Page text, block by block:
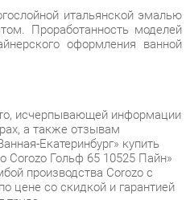
исчерпывающей информации
а также отзывам
Гольф 65 10525 Пайн»
цене со скидкой и гарантией
ежедневно. Товары из
в Екатеринбурге вы
с момента оформления
заказать подъём на этаж